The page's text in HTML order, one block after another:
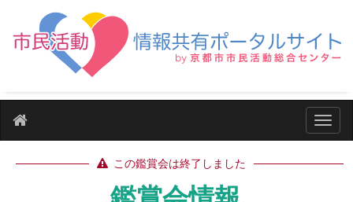
ナビ
この鑑賞会は終了しました